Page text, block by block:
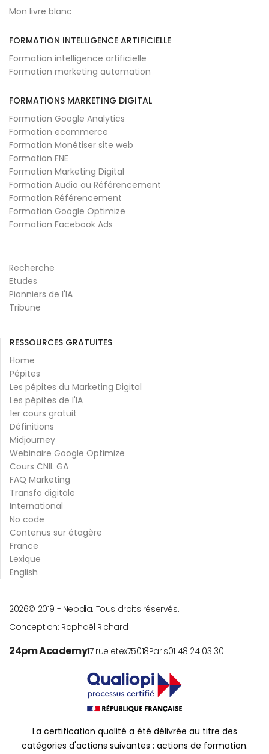
Mon livre blanc
FORMATION INTELLIGENCE ARTIFICIELLE
Formation intelligence artificielle
Formation marketing automation
FORMATIONS MARKETING DIGITAL
Formation Google Analytics
Formation ecommerce
Formation Monétiser site web
Formation FNE
Formation Marketing Digital
Formation Audio au Référencement
Formation Référencement
Formation Google Optimize
Formation Facebook Ads
Recherche
Etudes
Pionniers de l'IA
Tribune
RESSOURCES GRATUITES
Home
Pépites
Les pépites du Marketing Digital
Les pépites de l'IA
1er cours gratuit
Définitions
Midjourney
Webinaire Google Optimize
Cours CNIL GA
FAQ Marketing
Transfo digitale
International
No code
Contenus sur étagère
France
Lexique
English
© 2019 -
2026
Neodia. Tous droits réservés.
Conception: Raphaël Richard
24pm Academy17 rue etex75018Paris01 48 24 03 30
La certification qualité a été délivrée au titre des
catégories d'actions suivantes : actions de formation.